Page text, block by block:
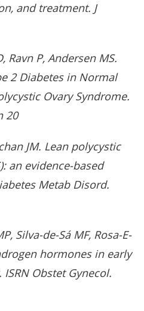
and treatment. J
Ravn P, Andersen MS.
2 Diabetes in Normal
Ovary Syndrome.
20
JM. Lean polycystic
an evidence-based
Metab Disord.
Silva-de-Sá MF, Rosa-E-
hormones in early
Obstet Gynecol.